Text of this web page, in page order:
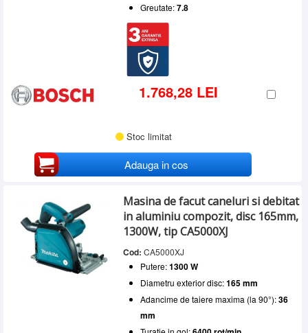
Greutate:7.8
1.768,28 LEI
Stoc limitat
Adauga in cos
Masina de facut caneluri si debitat
in aluminiu compozit, disc 165mm,
1300W, tip CA5000XJ
Cod: CA5000XJ
Putere:1300 W
Diametru exterior disc:165 mm
Adancime de taiere maxima (la 90°):36
mm